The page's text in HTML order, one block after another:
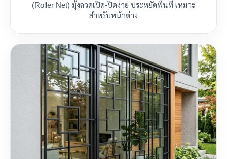
(Roller Net) มุ้งลวดเปิด-ปิดง่าย ประหยัดพื้นที่ เหมาะ
สำหรับหน้าต่าง